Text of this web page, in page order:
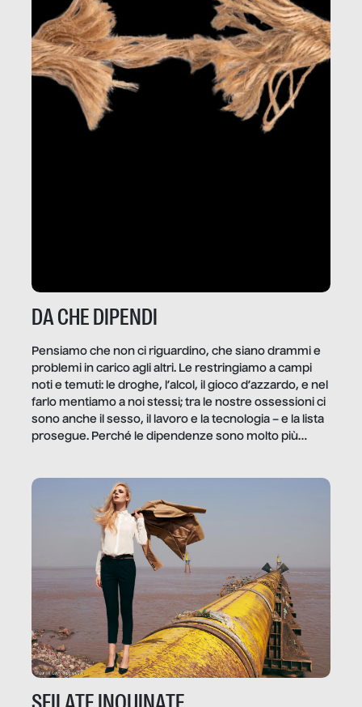
DA CHE DIPENDI
Pensiamo che non ci riguardino, che siano drammi e
problemi in carico agli altri. Le restringiamo a campi
noti e temuti: le droghe, l’alcol, il gioco d’azzardo, e nel
farlo mentiamo a noi stessi; tra le nostre ossessioni ci
sono anche il sesso, il lavoro e la tecnologia – e la lista
prosegue. Perché le dipendenze sono molto più
trae un guadagno. In questo reportage vediamo
quale e come.